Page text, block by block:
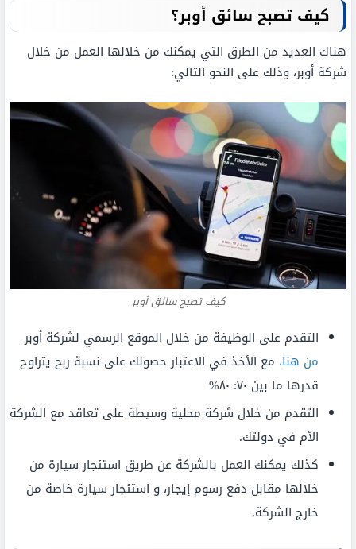
كيف تصبح سائق أوبر؟
هناك العديد من الطرق التي يمكنك من خلالها العمل من خلال
شركة أوبر، وذلك على النحو التالي:
كيف تصبح سائق أوبر
التقدم على الوظيفة من خلال الموقع الرسمي لشركة أوبر
من هنا، مع الأخذ في الاعتبار حصولك على نسبة ربح يتراوح
قدرها ما بين ٧٠: ٨٠%
التقدم من خلال شركة محلية وسيطة على تعاقد مع الشركة
الأم في دولتك.
كذلك يمكنك العمل بالشركة عن طريق استئجار سيارة من
خلالها مقابل دفع رسوم إيجار، و استئجار سيارة خاصة من
خارج الشركة.